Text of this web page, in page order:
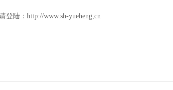
陆：http://www.sh-yueheng,cn